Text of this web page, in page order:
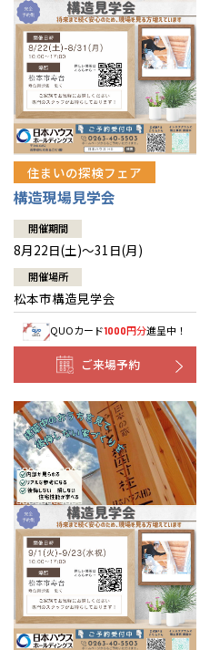
住まいの探検フェア
構造現場見学会
開催期間
8月22日(土)～31日(月)
開催場所
松本市構造見学会
QUOカード1000円分進呈中！
ご来場予約